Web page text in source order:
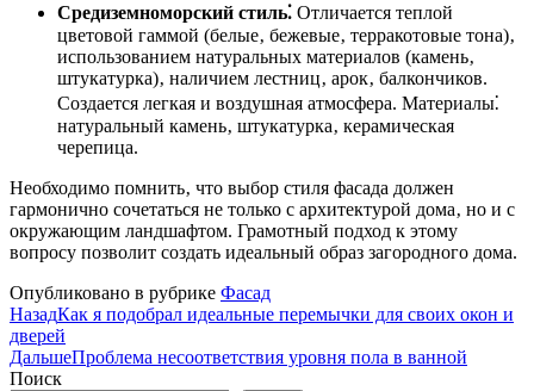
Средиземноморский стиль⁚ Отличается теплой
цветовой гаммой (белые‚ бежевые‚ терракотовые тона)‚
использованием натуральных материалов (камень‚
штукатурка)‚ наличием лестниц‚ арок‚ балкончиков.
Создается легкая и воздушная атмосфера. Материалы⁚
натуральный камень‚ штукатурка‚ керамическая
черепица.
Необходимо помнить‚ что выбор стиля фасада должен
гармонично сочетаться не только с архитектурой дома‚ но и с
окружающим ландшафтом. Грамотный подход к этому
вопросу позволит создать идеальный образ загородного дома.
Опубликовано в рубрике Фасад
НазадКак я подобрал идеальные перемычки для своих окон и
дверей
ДальшеПроблема несоответствия уровня пола в ванной
Поиск